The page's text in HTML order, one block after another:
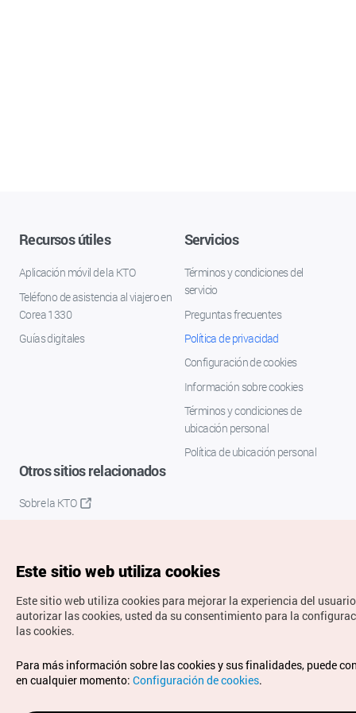
Recursos útiles
Aplicación móvil de la KTO
Teléfono de asistencia al viajero en
Corea 1330
Guías digitales
Servicios
Términos y condiciones del
servicio
Preguntas frecuentes
Política de privacidad
Configuración de cookies
Información sobre cookies
Términos y condiciones de
ubicación personal
Política de ubicación personal
Otros sitios relacionados
Sobre la KTO
Copyrights © Organización de Turismo de Corea. Todos los
derechos reservados.
Para informes de errores y cuestiones relacionadas con el
sitio web, dirija sus consultas al correoelectrónico oficial:
Este sitio web utiliza cookies
Este sitio web utiliza cookies para mejorar la experiencia del
autorizar las cookies, usted da su consentimiento para la
las cookies.
Para más información sobre las cookies y sus finalidades, puede
en cualquier momento: Configuración de cookies.